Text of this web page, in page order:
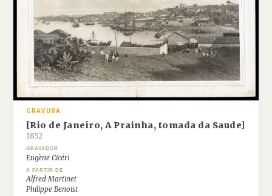
GRAVURA
[Rio de Janeiro, A Prainha, tomada da Saude]
1852
GRAVADOR
Eugène Cicéri
A PARTIR DE
Alfred Martinet
Philippe Benoist